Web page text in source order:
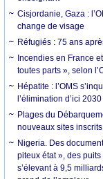
Cisjordanie, Gaza :
change de visage
Réfugiés : 75 ans
Incendies en France
toutes parts », selon
Hépatite : l’OMS
l’élimination d’ici 2030
Plages du
nouveaux sites
Nigeria. Des
piteux état », des
s’élevant à 9,5